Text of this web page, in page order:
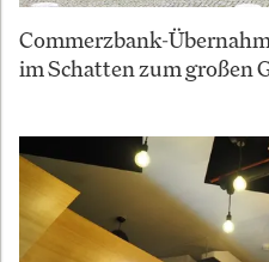
Commerzbank-
im Schatten zum großen